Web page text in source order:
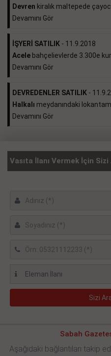
Devren kiralık maltepede
Devamını Gör
İŞYERİ SATILIK - 11.9.2018
Acele bahçelievlerde 3.300e
Devamını Gör
DEVREDENLER SATILIK -
Halkalı meydanındaki
Devamını Gör
Vasıta İlanı Vermek İçin Sizi
Sabah
Aşağıdaki bağlantıları takip